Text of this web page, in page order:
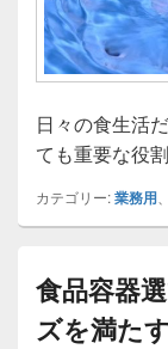
日々の食生活
ても重要な役
カテゴリー:業務用
食品容器
ズを満た